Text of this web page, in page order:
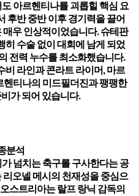
아르헨티나를 괴롭힐 핵심 요
후반 중반 이후 경기력을 끌어
우 인상적이었습니다. 슈테판
히 수술 없이 대회에 남게 되었
전력 누수를 최소화했습니다.
비 라인과 콘라트 라이머, 마르
티나의 미드필더진과 팽팽한
가 되어 있습니다.
분석
넘치는 축구를 구사한다는 공
오넬 메시의 천재성을 중심으
스트리아는 랄프 랑닉 감독의